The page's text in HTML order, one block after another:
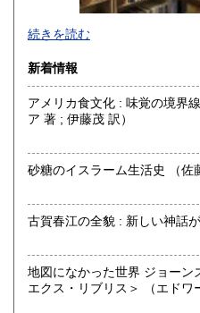
店頭買取、出張買取いたしま
熊本県内でしたら無料で出張
続きを読む
新着情報
アメリカ食文化 : 味覚の境界線を越えて （ダ
ア 著 ; 伊藤茂 訳）
砂糖のイス
地図になかった世界 ジョー
エクス・リブリス